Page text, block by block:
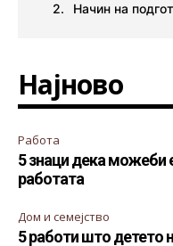
Начин на
Најново
Работа
5 знаци дека можеби
работата
Дом и семејство
5 работи што детето